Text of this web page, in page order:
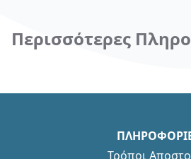
Περισσότερες
Τρόποι